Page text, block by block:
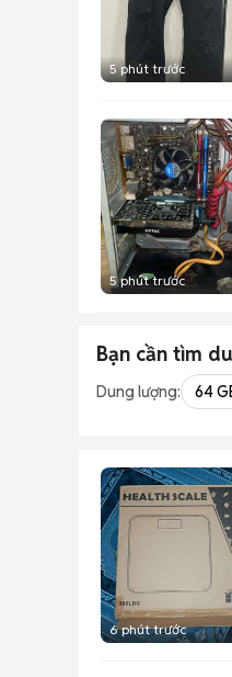
5 phút trước
5 phút trước
Bạn cần tìm
Dung lượng: 64
6 phút trước